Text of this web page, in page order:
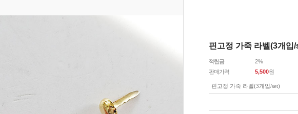
핀고정 가죽 라벨(3개입
적립금
2%
판매가격
5,500원
핀고정 가죽 라벨(3개입/set)